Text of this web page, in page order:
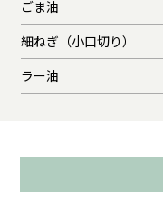
ごま油
細ねぎ（小口切り）
ラー油